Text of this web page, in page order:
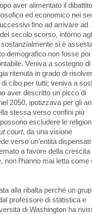
aver alimentato il dibattito
ed economico nei
fino ad arrivare ad
secolo scorso, intorno
sostanzialmente si è
demografico non fosse poi
Veniva a sostegno di
ritenuta in grado di
cibo per tutti; veniva a
aver descritto un picco di
2050, ipotizzava per gli
stessa verso confini più
escludere le
court, da una visione
verso un’entità
a favore della crescita
l’hanno mai letta come
alla ribalta perché un
professore di statistica e
di Washington ha